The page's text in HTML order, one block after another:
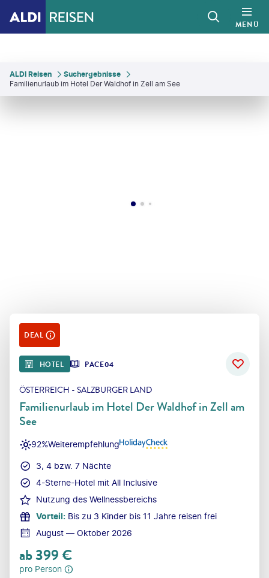
MENÜ
ALDI Reisen
Suchergebnisse
Familienurlaub im Hotel Der Waldhof in Zell am See
DEAL
HOTEL PACE04
ÖSTERREICH - SALZBURGER LAND
Familienurlaub im Hotel Der Waldhof in Zell am
See
Weiterempfehlung
92%
3, 4 bzw. 7 Nächte
4-Sterne-Hotel mit All Inclusive
Nutzung des Wellnessbereichs
Vorteil: Bis zu 3 Kinder bis 11 Jahre reisen frei
August — Oktober 2026
ab399€
pro Person